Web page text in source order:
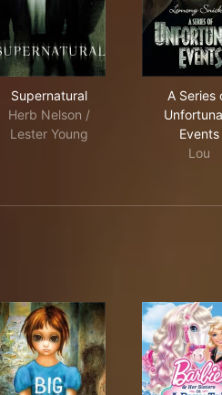
Supernatural
Herb Nelson /
Lester Young
A Series
Events
Lou